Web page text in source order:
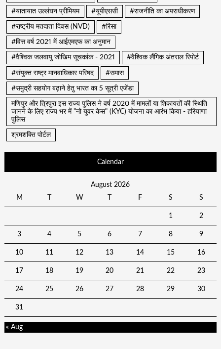
#यातायात उल्लंघन प्रीमियम #यूपीएससी #राजनीति का अपराधीकरण
#राष्ट्रीय मतदाता दिवस (NVD) #रिसा
#वित्त वर्ष 2021 में आईएमएफ का अनुमान
#वैश्विक जलवायु जोखिम सूचकांक - 2021 #वैश्विक लैंगिक अंतराल रिपोर्ट
#संयुक्त राष्ट्र मानवाधिकार परिषद #समास
#समुद्री सहयोग बढ़ाने हेतु भारत का 5 सूत्री एजेंडा
मणिपुर और त्रिपुरा इस राज्य पुलिस ने वर्ष 2020 में मामलों या शिकायतों की स्थिति
जानने के लिए राज्य भर में "नो युवर केस" (KYC) योजना का आरंभ किया - हरियाणा
पुलिस
श्रमशक्ति पोर्टल
Calendar
August 2026
M
T W T F S S
1 2
3 4 5 6 7 8 9
10 11 12 13 14 15 16
17 18 19 20 21 22 23
24 25 26 27 28 29 30
31
« Aug